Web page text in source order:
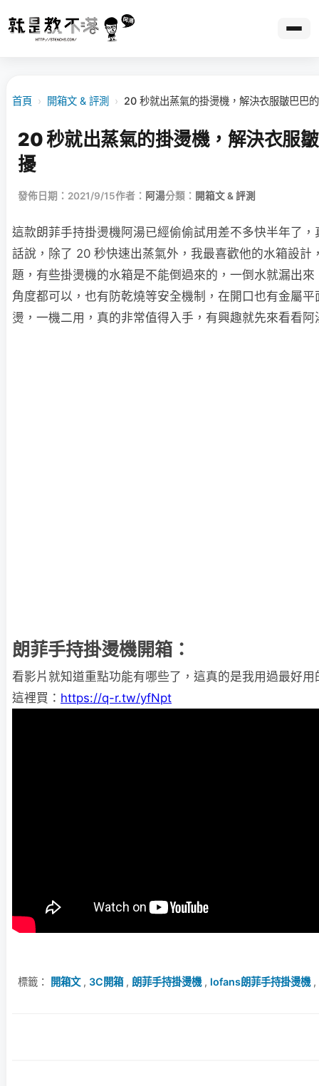
首頁 › 開箱文 & 評測 › 20 秒就出蒸氣的掛燙機，解決衣服皺巴巴
20 秒就出蒸氣的掛燙機，解決衣服
擾
發佈日期：2021/9/15作者： 阿湯分類： 開箱文 & 評測
這款朗菲手持掛燙機阿湯已經偷偷試用差不多快半年了，
話說，除了 20 秒快速出蒸氣外，我最喜歡他的水箱設計
題，有些掛燙機的水箱是不能倒過來的，一倒水就漏出來
角度都可以，也有防乾燒等安全機制，在開口也有金屬平
燙，一機二用，真的非常值得入手，有興趣就先來看看阿
朗菲手持掛燙機開箱：
看影片就知道重點功能有哪些了，這真的是我用過最好用
這裡買： https://q-r.tw/yfNpt
標籤： 開箱文, 3C開箱, 朗菲手持掛燙機, lofans朗菲手持掛燙機,